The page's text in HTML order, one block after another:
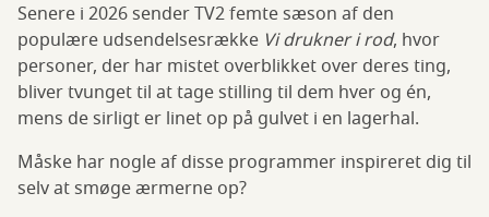
Senere i 2026 sender TV2 femte sæson af den
populære udsendelsesrække Vi drukner i rod, hvor
personer, der har mistet overblikket over deres ting,
bliver tvunget til at tage stilling til dem hver og én,
mens de sirligt er linet op på gulvet i en lagerhal.
Måske har nogle af disse programmer inspireret dig til
selv at smøge ærmerne op?